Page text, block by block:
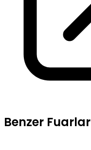
Benzer Fuarlar